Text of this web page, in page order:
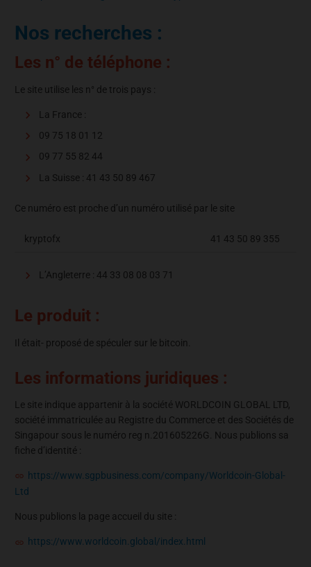
Nos recherches :
Les n° de téléphone :
Le site utilise les n° de trois pays :
La France :
09 75 18 01 12
09 77 55 82 44
La Suisse : 41 43 50 89 467
Ce numéro est proche d’un numéro utilisé par le site
kryptofx 41 43 50 89 355
L’Angleterre : 44 33 08 08 03 71
Le produit :
Il était- proposé de spéculer sur le bitcoin.
Les informations juridiques :
Le site indique appartenir à la société WORLDCOIN GLOBAL LTD,
société immatriculée au Registre du Commerce et des Sociétés de
Singapour sous le numéro reg n.201605226G. Nous publions sa
fiche d’identité :
https://www.sgpbusiness.com/company/Worldcoin-Global-
Ltd
Nous publions la page accueil du site :
https://www.worldcoin.global/index.html